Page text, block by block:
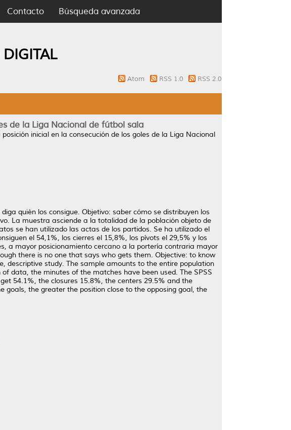
Contacto Búsqueda avanzada
Atom RSS 1.0 RSS 2.0
de la Liga Nacional de fútbol sala
inicial en la consecución de los goles de la Liga Nacional
quién los consigue. Objetivo: saber cómo se distribuyen los
La muestra asciende a la totalidad de la población objeto de
se han utilizado las actas de los partidos. Se ha utilizado el
el 54,1%, los cierres el 15,8%, los pívots el 29,5% y los
a mayor posicionamiento cercano a la portería contraria mayor
there is no one that says who gets them. Objective: to know
study. The sample amounts to the entire population
data, the minutes of the matches have been used. The SPSS
54.1%, the closures 15.8%, the centers 29.5% and the
goals, the greater the position close to the opposing goal, the